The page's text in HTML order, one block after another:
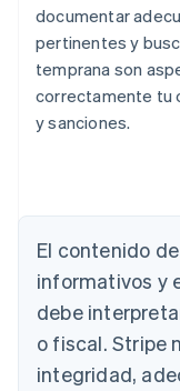
documentar
pertinentes y
temprana son
correctamente tu
y sanciones.
El contenido
informativos y
debe
o fiscal. Stripe
integridad,
Alemania
DeutschEnglish
Australia